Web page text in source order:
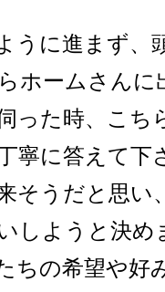
うに進まず、
ホームさんに
った時、こち
寧に答えて下
そうだと思い
しようと決め
ちの希望や好